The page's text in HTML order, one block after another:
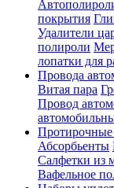
покрытия
Удалители
полироли
лопатки для
Провода
Витая пара
Провод
Протирочные
Абсорбьенты
Салфетки из
Вафельное